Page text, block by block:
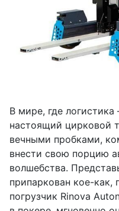
В мире, где логистика
настоящий цирковой
вечными пробками,
внести свою порцию
волшебства.
припаркован кое-как,
погрузчик Rinova